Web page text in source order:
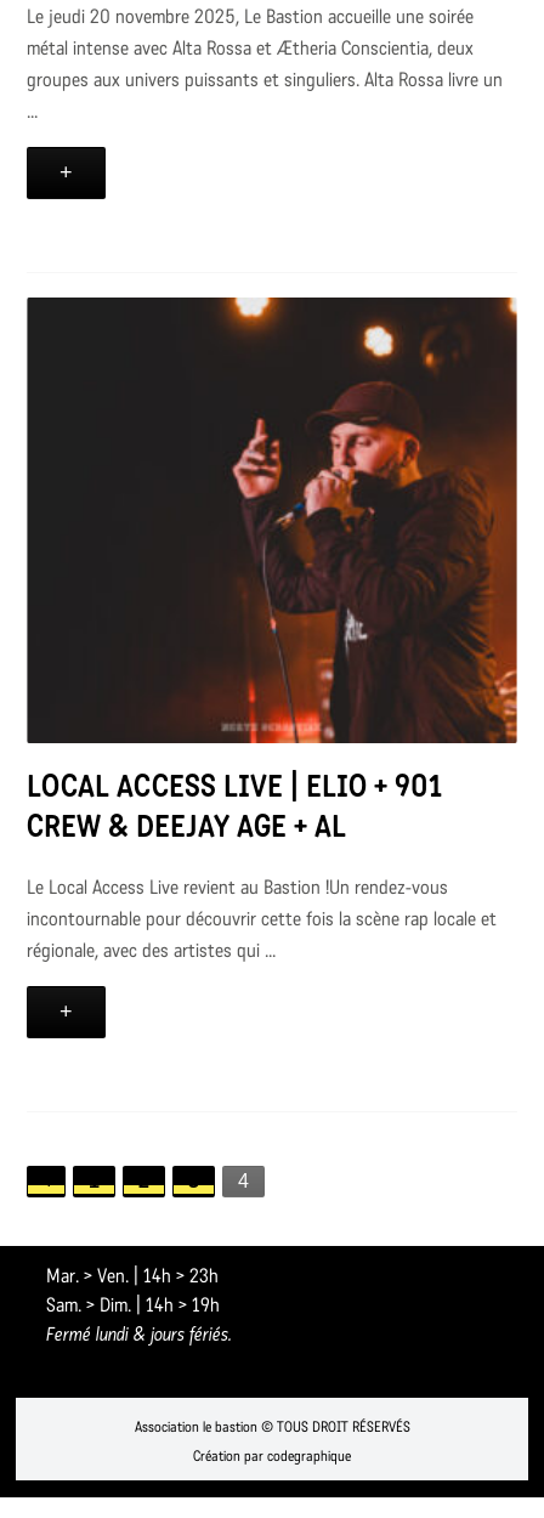
Le jeudi 20 novembre 2025, Le Bastion accueille une soirée
métal intense avec Alta Rossa et Ætheria Conscientia, deux
groupes aux univers puissants et singuliers. Alta Rossa livre un
...
+
LOCAL ACCESS LIVE | ELIO + 901
CREW & DEEJAY AGE + AL
Le Local Access Live revient au Bastion !Un rendez-vous
incontournable pour découvrir cette fois la scène rap locale et
régionale, avec des artistes qui ...
+
1 2 3 4
Mar. > Ven. | 14h > 23h
Sam. > Dim. | 14h > 19h
Fermé lundi & jours fériés.
Association le bastion © TOUS DROIT RÉSERVÉS
Création par codegraphique